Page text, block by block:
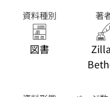
資料種別
図書
著